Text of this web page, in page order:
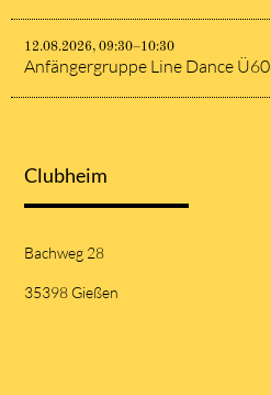
12.08.2026, 09:30–10:30
Anfängergruppe Line Dance Ü60
Clubheim
Bachweg 28
35398 Gießen